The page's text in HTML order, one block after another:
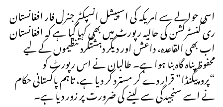
اسی حوالے سے امریکہ کی اسپیشل انسپکٹر جنرل فار افغانستان
ری کنسٹرکشن کی حالیہ رپورٹ میں بھی کہا گیا ہے کہ افغانستان
اب بھی القاعدہ، داعش اور دیگر دہشتگرد تنظیموں کے لیے
محفوظ پناہ گاہ بنا ہوا ہے۔ طالبان نے اس رپورٹ کو
“پروپیگنڈا” قرار دے کر مسترد کر دیا ہے، تاہم پاکستانی حکام
نے اسے سنجیدگی سے لینے کی ضرورت پر زور دیا ہے۔